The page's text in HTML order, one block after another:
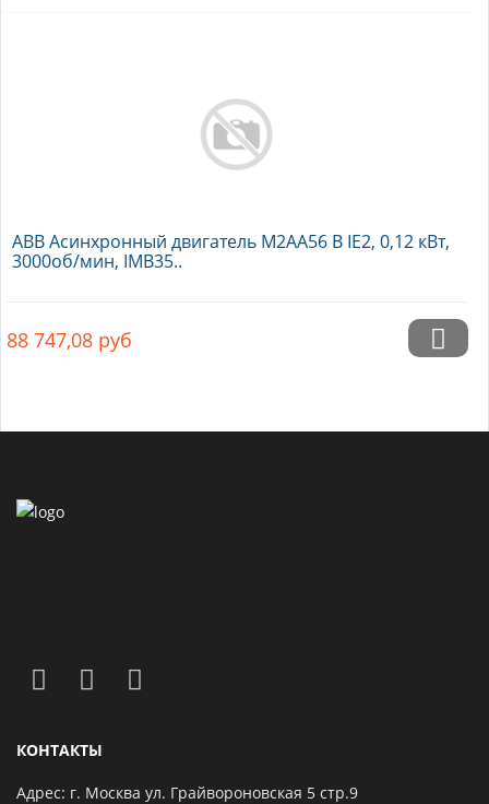
ABB Асинхронный двигатель M2AA56 B IE2, 0,12 кВт,
3000об/мин, IMB35..
88 747,08 руб
КОНТАКТЫ
Адрес: г. Москва ул. Грайвороновская 5 стр.9